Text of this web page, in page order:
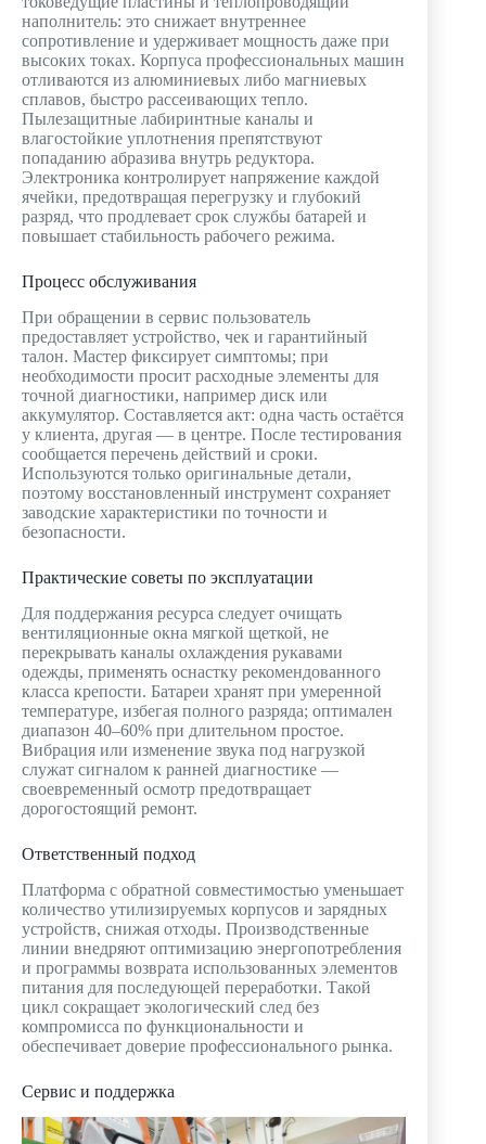
наполнитель: это снижает внутреннее
сопротивление и удерживает мощность даже при
высоких токах. Корпуса профессиональных машин
отливаются из алюминиевых либо магниевых
сплавов, быстро рассеивающих тепло.
Пылезащитные лабиринтные каналы и
влагостойкие уплотнения препятствуют
попаданию абразива внутрь редуктора.
Электроника контролирует напряжение каждой
ячейки, предотвращая перегрузку и глубокий
разряд, что продлевает срок службы батарей и
повышает стабильность рабочего режима.
Процесс обслуживания
При обращении в сервис пользователь
предоставляет устройство, чек и гарантийный
талон. Мастер фиксирует симптомы; при
необходимости просит расходные элементы для
точной диагностики, например диск или
аккумулятор. Составляется акт: одна часть остаётся
у клиента, другая — в центре. После тестирования
сообщается перечень действий и сроки.
Используются только оригинальные детали,
поэтому восстановленный инструмент сохраняет
заводские характеристики по точности и
безопасности.
Практические советы по эксплуатации
Для поддержания ресурса следует очищать
вентиляционные окна мягкой щеткой, не
перекрывать каналы охлаждения рукавами
одежды, применять оснастку рекомендованного
класса крепости. Батареи хранят при умеренной
температуре, избегая полного разряда; оптимален
диапазон 40–60% при длительном простое.
Вибрация или изменение звука под нагрузкой
служат сигналом к ранней диагностике —
своевременный осмотр предотвращает
дорогостоящий ремонт.
Ответственный подход
Платформа с обратной совместимостью уменьшает
количество утилизируемых корпусов и зарядных
устройств, снижая отходы. Производственные
линии внедряют оптимизацию энергопотребления
и программы возврата использованных элементов
питания для последующей переработки. Такой
цикл сокращает экологический след без
компромисса по функциональности и
обеспечивает доверие профессионального рынка.
Сервис и поддержка